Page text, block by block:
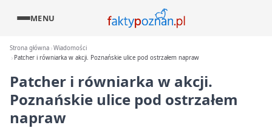
MENU
Strona główna Wiadomości
Patcher i równiarka w akcji. Poznańskie ulice pod ostrzałem napraw
Patcher i równiarka w akcji.
Poznańskie ulice pod ostrzałem
napraw